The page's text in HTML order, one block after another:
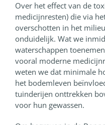
Over het effect van de
medicijnresten) die via
overschotten in het
onduidelijk. Wat we
waterschappen
vooral moderne
weten we dat minimale
het bodemleven
tuinderijen onttrekken
voor hun gewassen.